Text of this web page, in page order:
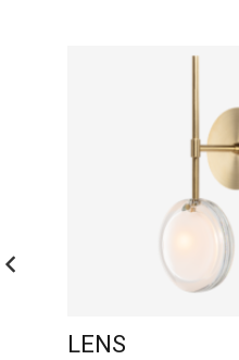
LENS